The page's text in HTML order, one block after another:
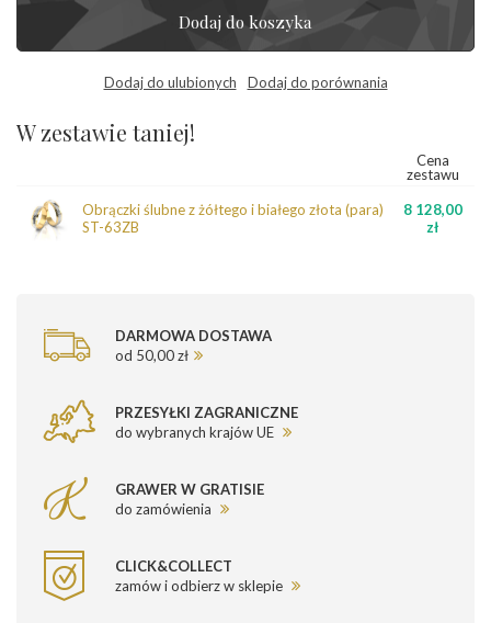
Dodaj do koszyka
Dodaj do ulubionych Dodaj do porównania
W zestawie taniej!
Cena
zestawu
Obrączki ślubne z żółtego i białego złota (para)
ST-63ZB
8 128,00
zł
DARMOWA DOSTAWA
od 50,00 zł
PRZESYŁKI ZAGRANICZNE
do wybranych krajów UE
GRAWER W GRATISIE
do zamówienia
CLICK&COLLECT
zamów i odbierz w sklepie